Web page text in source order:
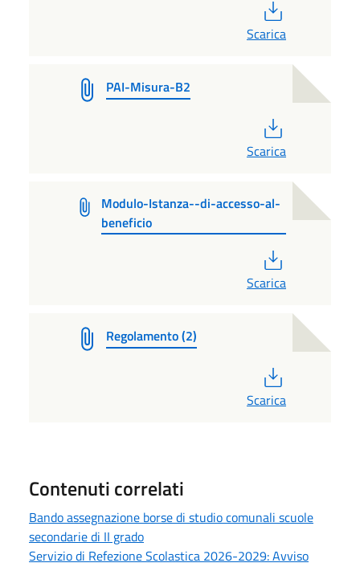
Scarica
PAI-Misura-B2
Scarica
Modulo-Istanza--di-accesso-al-
beneficio
Scarica
Regolamento (2)
Scarica
Contenuti correlati
Bando assegnazione borse di studio comunali scuole
secondarie di II grado
Servizio di Refezione Scolastica 2026-2029: Avviso